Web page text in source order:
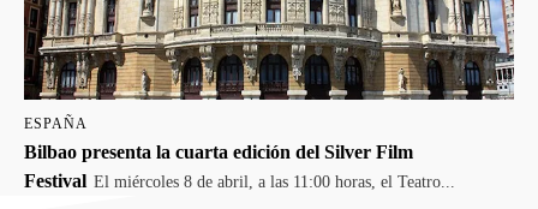
ESPAÑA
Bilbao presenta la cuarta edición del Silver Film
Festival El miércoles 8 de abril, a las 11:00 horas, el Teatro...